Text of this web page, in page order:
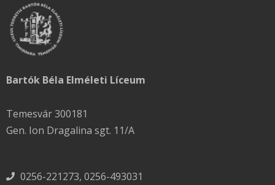
Bartók Béla Elméleti Líceum
Temesvár 300181
Gen. Ion Dragalina sgt. 11/A
0256-221273, 0256-493031